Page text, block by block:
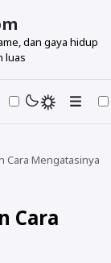
dan gaya hidup
luas
Cara Mengatasinya
Cara